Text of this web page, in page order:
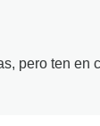
pero ten en
en el